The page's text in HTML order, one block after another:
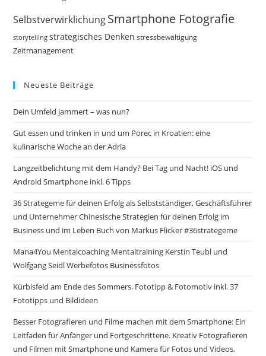
SelbstverwirklichungSmartphone Fotografie
storytelling strategisches Denken stressbewältigung
Zeitmanagement
Neueste Beiträge
Dein Umfeld jammert – was nun?
Gut essen und trinken in und um Porec in Kroatien: eine
kulinarische Woche an der Adria
Langzeitbelichtung mit dem Handy? Bei Tag und Nacht! iOS und
Android Smartphone inkl. 6 Tipps
36 Strategeme für deinen Erfolg als Selbstständiger, Geschäftsführer
und Unternehmer Chinesische Strategien für deinen Erfolg im
Business und im Leben Buch von Markus Flicker #36strategeme
Mana4You Mentalcoaching Mentaltraining Kerstin Teubl und
Wolfgang Seidl Werbefotos Businessfotos
Kürbisfeld am Ende des Sommers. Fototipp & Fotomotiv inkl. 37
Fototipps und Bildideen
Besser Fotografieren und Filme machen mit dem Smartphone: Ein
Leitfaden für Anfänger und Fortgeschrittene. Kreativ Fotografieren
und Filmen mit Smartphone und Kamera für Fotos und Videos.